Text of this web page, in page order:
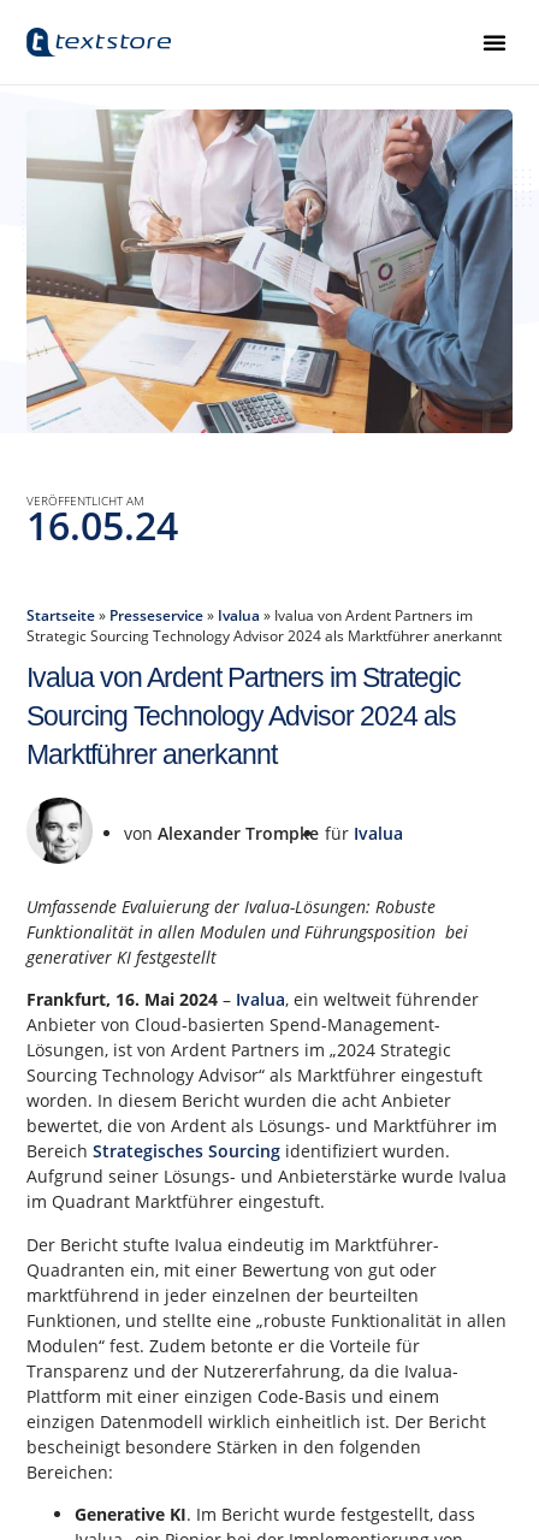
VERÖFFENTLICHT AM
16.05.24
Startseite» Presseservice» Ivalua » Ivalua von Ardent Partners im
Strategic Sourcing Technology Advisor 2024 als Marktführer anerkannt
Ivalua von Ardent Partners im Strategic
Sourcing Technology Advisor 2024 als
Marktführer anerkannt
vonAlexander Trompke für Ivalua
Umfassende Evaluierung der Ivalua-Lösungen: Robuste
Funktionalität in allen Modulen und Führungsposition bei
generativer KI festgestellt
Frankfurt, 16. Mai 2024 – Ivalua, ein weltweit führender
Anbieter von Cloud-basierten Spend-Management-
Lösungen, ist von Ardent Partners im „2024 Strategic
Sourcing Technology Advisor“ als Marktführer eingestuft
worden. In diesem Bericht wurden die acht Anbieter
bewertet, die von Ardent als Lösungs- und Marktführer im
BereichStrategisches Sourcing identifiziert wurden.
Aufgrund seiner Lösungs- und Anbieterstärke wurde Ivalua
im Quadrant Marktführer eingestuft.
Der Bericht stufte Ivalua eindeutig im Marktführer-
Quadranten ein, mit einer Bewertung von gut oder
marktführend in jeder einzelnen der beurteilten
Funktionen, und stellte eine „robuste Funktionalität in allen
Modulen“ fest. Zudem betonte er die Vorteile für
Transparenz und der Nutzererfahrung, da die Ivalua-
Plattform mit einer einzigen Code-Basis und einem
einzigen Datenmodell wirklich einheitlich ist. Der Bericht
bescheinigt besondere Stärken in den folgenden
Bereichen:
Generative KI. Im Bericht wurde festgestellt, dass